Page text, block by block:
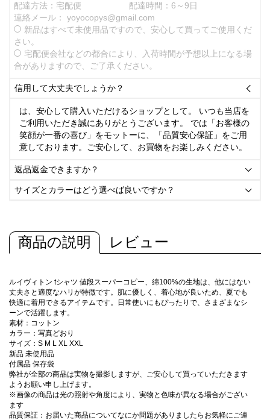
配達方法：宅配便
配達時間：6～9日
連絡メール： yoyocopys@gmail.com
新品はすべて未使用品ですので、安心して買ってご使用くだ
さい。
宅配便会社などの都合により、入荷時間が予想以上になる場
合がありますので、ご了承ください。
信用して大丈夫でしょうか？ 
は、安心して購入いただけるショップとして。 いつも当店を
ご利用いただき誠にありがとうございます。 では「お客様の
笑顔が一番の喜び」をモットーに、「品質安心保証」をご用
意しております。ご安心して、お買物をお楽しみください。
返品返金できますか？ 
サイズとカラーはどう選べば良いですか？ 
商品の説明 レビュー
ルイヴィトン tシャツ 値段スーパーコピー、綿100%の生地は、他にはない
丈夫さと適度なハリが特徴です。肌に優しく、着心地が良いため、夏でも
快適に着用できるアイテムです。日常使いにもぴったりで、さまざまなシ
ーンで活躍します。
素材：コットン
カラー：写真どおり
サイズ：S M L XL XXL
新品 未使用品
付属品 保存袋
弊社が全部の商品は実物を撮影しますが、ご安心して買っていただきます
ようお願い申し上げます。
※画像の商品は光の照射や角度により、実物と色味が異なる場合がござい
ます
品質保証：お届いた商品についてなにか問題がありましたらお気軽にご連